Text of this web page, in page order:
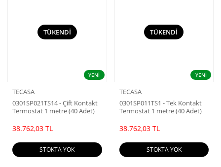
YENİ
TÜKENDİ
TECASA
0301SP021TS14 - Çift Kontakt
Termostat 1 metre (40 Adet)
38.762,03 TL
STOKTA YOK
YENİ
TÜKENDİ
TECASA
0301SP011TS1 - Tek Kontakt
Termostat 1 metre (40 Adet)
38.762,03 TL
STOKTA YOK